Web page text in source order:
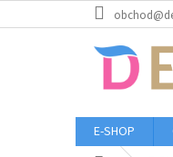
na
E-SHOP